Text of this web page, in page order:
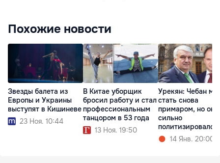
Похожие новости
Звезды балета из
Европы и Украины
выступят в Кишиневе
23 Ноя. 10:44
В Китае уборщик
бросил работу и стал
профессиональным
танцором в 53 года
13 Ноя. 19:50
Урекян: Чебан
стать снова
примаром, но он
сильно
политизировался
14 Янв. 20:00